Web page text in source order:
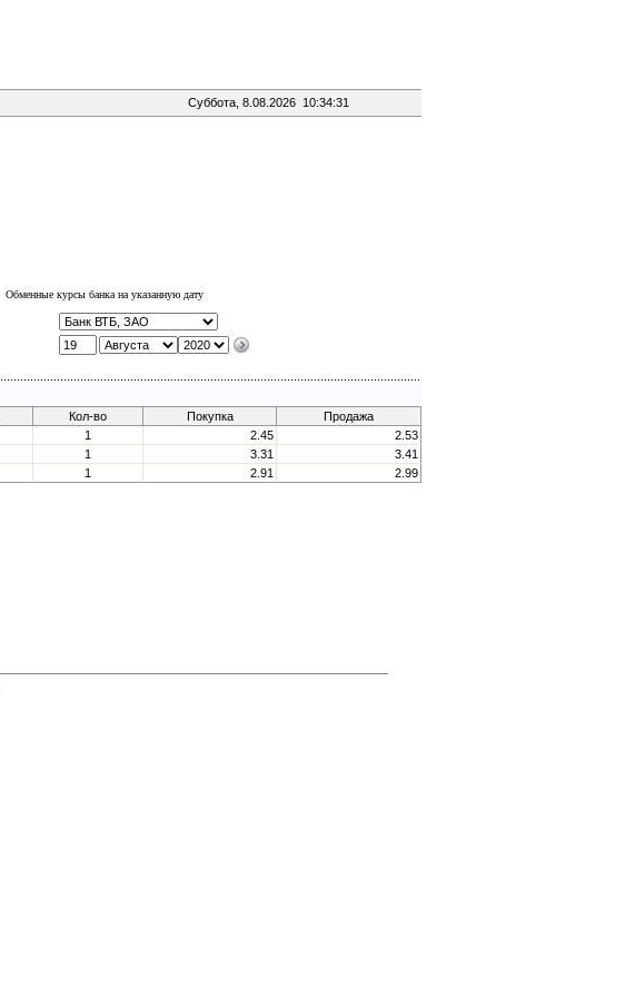
Суббота, 8.08.2026 10:34:31
Обменные курсы банка на указанную дату
Кол-во Покупка
Продажа
1 2.45
2.53
1 3.31
3.41
1 2.91 2.99